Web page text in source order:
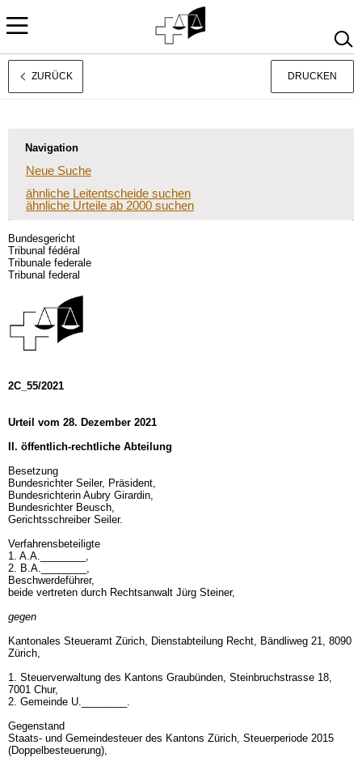
Français
ZURÜCK DRUCKEN
Navigation
Neue Suche
ähnliche Leitentscheide suchen
ähnliche Urteile ab 2000 suchen
Bundesgericht
Tribunal fédéral
Tribunale federale
Tribunal federal
2C_55/2021
Urteil vom 28. Dezember 2021
II. öffentlich-rechtliche Abteilung
Besetzung
Bundesrichter Seiler, Präsident,
Bundesrichterin Aubry Girardin,
Bundesrichter Beusch,
Gerichtsschreiber Seiler.
Verfahrensbeteiligte
1. A.A.________,
2. B.A.________,
Beschwerdeführer,
beide vertreten durch Rechtsanwalt Jürg Steiner,
gegen
Kantonales Steueramt Zürich, Dienstabteilung Recht, Bändliweg 21, 8090
Zürich,
1. Steuerverwaltung des Kantons Graubünden, Steinbruchstrasse 18,
7001 Chur,
2. Gemeinde U.________.
Gegenstand
Staats- und Gemeindesteuer des Kantons Zürich, Steuerperiode 2015
(Doppelbesteuerung),